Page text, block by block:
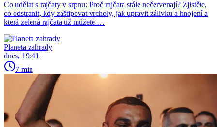
Co udělat s rajčaty v srpnu: Proč rajčata stále nečervenají? Zjistěte,
co odstranit, kdy zaštipovat vrcholy, jak upravit zálivku a hnojení a
která zelená rajčata už můžete …
Planeta zahrady
dnes, 19:41
7 min